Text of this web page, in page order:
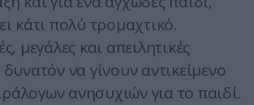
κάτι πολύ τρομαχτικό.
μεγάλες και απειλητικές
να γίνουν αντικείμενο
ανησυχιών για το παιδί.